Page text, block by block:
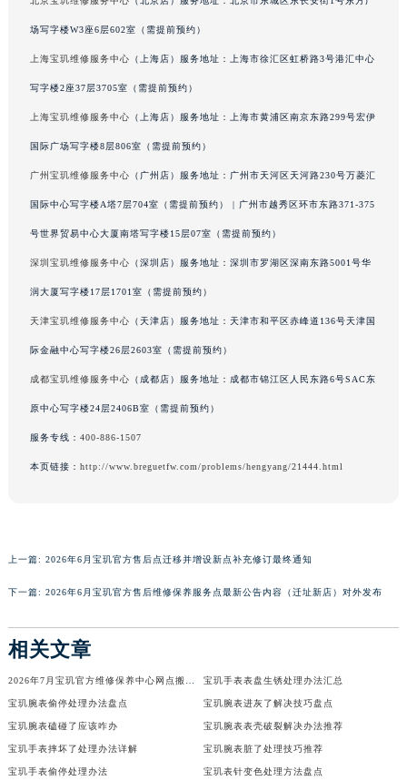
广西壮族自治区贺州市八步区城东街道灵峰南路宝玑售后服务中心（需提前预约）
广西壮族自治区柳州市城中区中山中路宝玑售后服务中心（需提前预约）
海南省东方市八所镇解放西路宝玑售后服务中心（需提前预约）
海南省琼海市嘉积镇东风路宝玑售后服务中心（需提前预约）
海南省三亚市吉阳区迎宾路宝玑售后服务中心（需提前预约）
海南省万宁市万城镇解放路宝玑售后服务中心（需提前预约）
河南省济源市沁园街道济水大道宝玑售后服务中心（需提前预约）
河南省焦作市解放区解放路宝玑售后服务中心（需提前预约）
河南省开封市鼓楼区中山路宝玑售后服务中心（需提前预约）
河南省漯河市源汇区交通路宝玑售后服务中心（需提前预约）
场写字楼W3座6层602室（需提前预约）
上海宝玑维修服务中心 （上海店）服务地址：上海市徐汇区虹桥路3号港汇中心
写字楼2座37层3705室（需提前预约）
上海宝玑维修服务中心 （上海店）服务地址：上海市黄浦区南京东路299号宏伊
国际广场写字楼8层806室（需提前预约）
广州宝玑维修服务中心 （广州店）服务地址：广州市天河区天河路230号万菱汇
国际中心写字楼A塔7层704室（需提前预约） | 广州市越秀区环市东路371-375
号世界贸易中心大厦南塔写字楼15层07室（需提前预约）
深圳宝玑维修服务中心 （深圳店）服务地址：深圳市罗湖区深南东路5001号华
润大厦写字楼17层1701室（需提前预约）
天津宝玑维修服务中心 （天津店）服务地址：天津市和平区赤峰道136号天津国
际金融中心写字楼26层2603室（需提前预约）
成都宝玑维修服务中心 （成都店）服务地址：成都市锦江区人民东路6号SAC东
原中心写字楼24层2406B室（需提前预约）
服务专线： 400-886-1507
本页链接： http://www.breguetfw.com/problems/hengyang/21444.html
上一篇: 2026年6月宝玑官方售后点迁移并增设新点补充修订最终通知
下一篇: 2026年6月宝玑官方售后维修保养服务点最新公告内容（迁址新店）对外发布
相关文章
宝玑手表表盘生锈处理办法汇总
宝玑腕表偷停处理办法盘点 宝玑腕表进灰了解决技巧盘点
宝玑腕表磕碰了应该咋办 宝玑腕表表壳破裂解决办法推荐
宝玑手表摔坏了处理办法详解 宝玑腕表脏了处理技巧推荐
宝玑手表偷停处理办法 宝玑表针变色处理方法盘点